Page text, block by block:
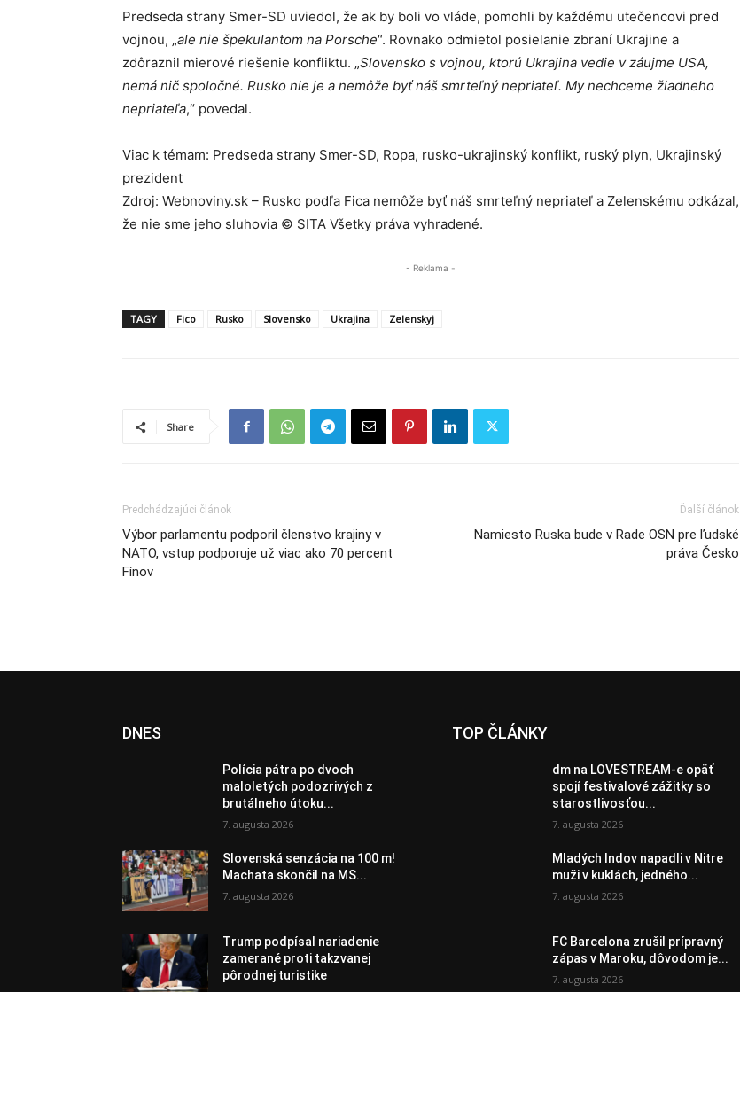
Predseda strany Smer-SD uviedol, že ak by boli vo vláde, pomohli by každému utečencovi pred
vojnou, „ale nie špekulantom na Porsche“. Rovnako odmietol posielanie zbraní Ukrajine a
zdôraznil mierové riešenie konfliktu. „Slovensko s vojnou, ktorú Ukrajina vedie v záujme USA,
nemá nič spoločné. Rusko nie je a nemôže byť náš smrteľný nepriateľ. My nechceme žiadneho
nepriateľa,“ povedal.
Viac k témam: Predseda strany Smer-SD, Ropa, rusko-ukrajinský konflikt, ruský plyn, Ukrajinský
prezident
Zdroj: Webnoviny.sk – Rusko podľa Fica nemôže byť náš smrteľný nepriateľ a Zelenskému odkázal,
že nie sme jeho sluhovia © SITA Všetky práva vyhradené.
- Reklama -
TAGY Fico Rusko Slovensko Ukrajina Zelenskyj
Share
Predchádzajúci článok
Výbor parlamentu podporil členstvo krajiny v
NATO, vstup podporuje už viac ako 70 percent
Fínov
Ďalší článok
Namiesto Ruska bude v Rade OSN pre ľudské
práva Česko
DNES
Polícia pátra po dvoch
maloletých podozrivých z
brutálneho útoku...
7. augusta 2026
Slovenská senzácia na 100 m!
Machata skončil na MS...
7. augusta 2026
Trump podpísal nariadenie
zamerané proti takzvanej
pôrodnej turistike
7. augusta 2026
TOP ČLÁNKY
dm na LOVESTREAM-e opäť
spojí festivalové zážitky so
starostlivosťou...
7. augusta 2026
Mladých Indov napadli v Nitre
muži v kuklách, jedného...
7. augusta 2026
FC Barcelona zrušil prípravný
zápas v Maroku, dôvodom je...
7. augusta 2026